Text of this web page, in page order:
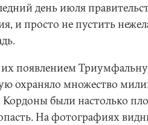
день июля
и просто не пустить
появлением
охраняло множество
Кордоны были настолько
На фотографиях